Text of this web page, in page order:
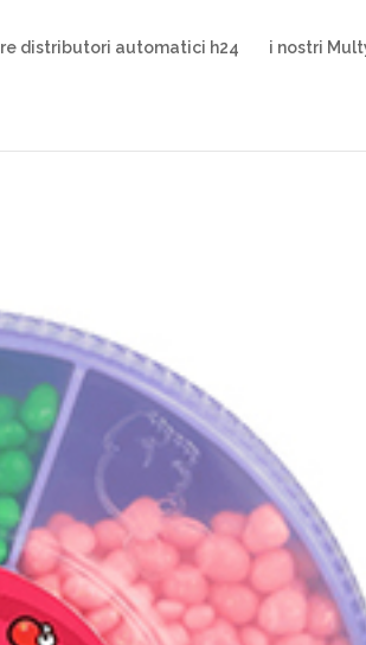
distributori automatici h24 i nostri